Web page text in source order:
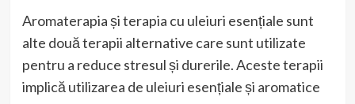
Aromaterapia și terapia cu uleiuri esențiale sunt
alte două terapii alternative care sunt utilizate
pentru a reduce stresul și durerile. Aceste terapii
implică utilizarea de uleiuri esențiale și aromatice